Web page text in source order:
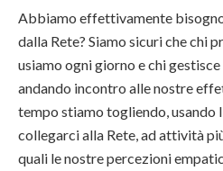
Abbiamo effettivamente
dalla Rete? Siamo sicuri che chi
usiamo ogni giorno e chi
andando incontro alle nostre
tempo stiamo togliendo, usando
collegarci alla Rete, ad attività
quali le nostre percezioni